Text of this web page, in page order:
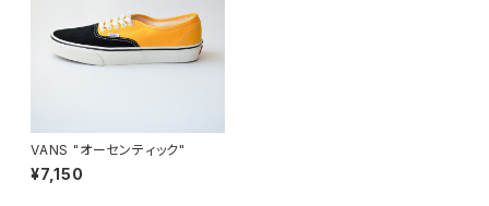
VANS "オーセンティック"
¥7,150